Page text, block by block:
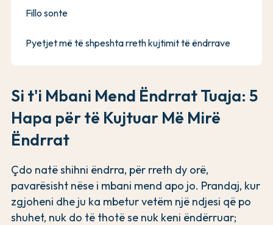
Si t'i Mbani Mend Ëndrrat Tuaja: 5
Hapa për të Kujtuar Më Mirë
Ëndrrat
Çdo natë shihni ëndrra, për rreth dy orë,
pavarësisht nëse i mbani mend apo jo. Prandaj, kur
zgjoheni dhe ju ka mbetur vetëm një ndjesi që po
shuhet, nuk do të thotë se nuk keni ëndërruar;
Fillo sonte
Pyetjet më të shpeshta rreth kujtimit të ëndrrave